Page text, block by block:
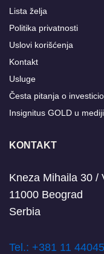
Lista želja
Politika privatnosti
Uslovi korišćenja
Kontakt
Usluge
Česta pitanja o
Insignitus GOLD u
KONTAKT
Kneza Mihaila 30 /
11000 Beograd
Serbia
Tel.: +381 11